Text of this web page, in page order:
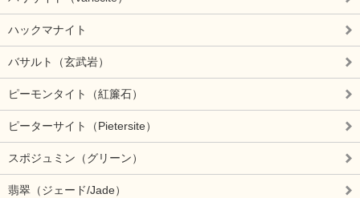
ハックマナイト
バサルト（玄武岩）
ピーモンタイト（紅簾石）
ピーターサイト（Pietersite）
スポジュミン（グリーン）
翡翠（ジェード/Jade）